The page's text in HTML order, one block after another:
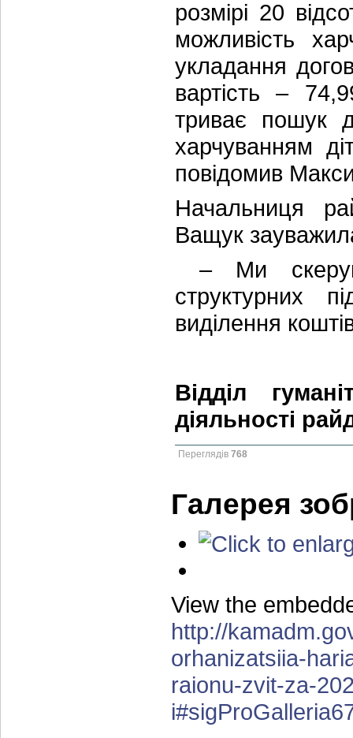
розмірі 20
можливість
укладання
вартість –
триває пошук
харчуванням
повідомив
Начальниця
Ващук
– Ми
структурних
виділення
Відділ
діяльності
Переглядів 768
Галерея
View the
http://
orhanizatsiia-
raionu-zvit-za-